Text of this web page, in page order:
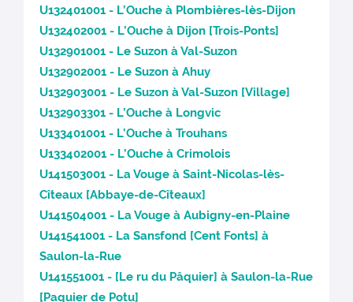
U132401001 - L’Ouche à Plombières-lès-Dijon
U132402001 - L’Ouche à Dijon [Trois-Ponts]
U132901001 - Le Suzon à Val-Suzon
U132902001 - Le Suzon à Ahuy
U132903001 - Le Suzon à Val-Suzon [Village]
U132903301 - L’Ouche à Longvic
U133401001 - L’Ouche à Trouhans
U133402001 - L’Ouche à Crimolois
U141503001 - La Vouge à Saint-Nicolas-lès-
Cîteaux [Abbaye-de-Cîteaux]
U141504001 - La Vouge à Aubigny-en-Plaine
U141541001 - La Sansfond [Cent Fonts] à
Saulon-la-Rue
U141551001 - [Le ru du Pâquier] à Saulon-la-Rue
[Paquier de Potu]